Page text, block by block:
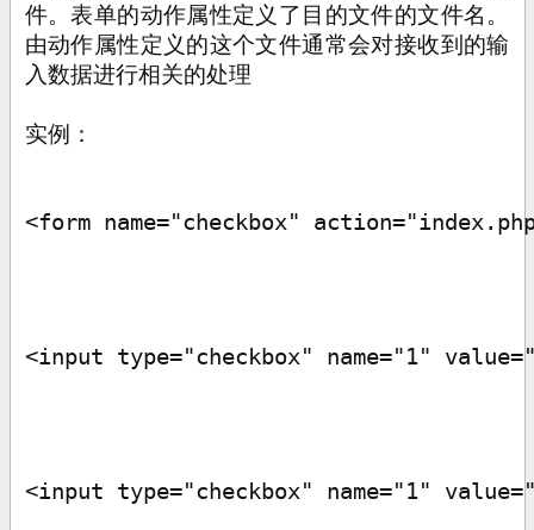
件。表单的动作属性定义了目的文件的文件名。
由动作属性定义的这个文件通常会对接收到的输
入数据进行相关的处理
实例：
<form name="checkbox"
<input type="checkbox" name="1"
<input type="checkbox" name="1"